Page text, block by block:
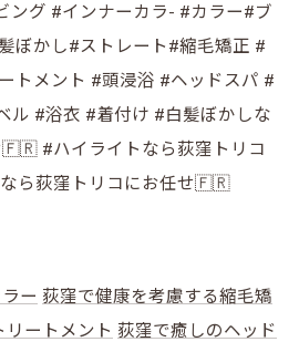
ング #インナーカラ- #カラー#ブ
ぼかし#ストレート#縮毛矯正 #
トメント #頭浸浴 #ヘッドスパ #
ル #浴衣 #着付け #白髪ぼかしな
🇫🇷 #ハイライトなら荻窪トリコ
ら荻窪トリコにお任せ🇫🇷
ー 荻窪で健康を考慮する縮毛矯
ートメント 荻窪で癒しのヘッド